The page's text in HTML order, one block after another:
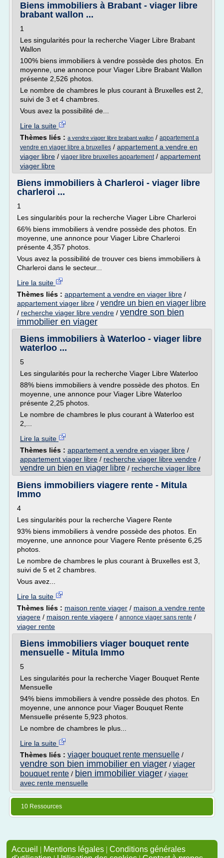
Biens immobiliers à Brabant - viager libre
brabant wallon ...
1
Les singularités pour la recherche Viager Libre Brabant
Wallon
100% biens immobiliers à vendre possède des photos. En
moyenne, une annonce pour Viager Libre Brabant Wallon
présente 2,526 photos.
Le nombre de chambres le plus courant à Bruxelles est 2,
suivi de 3 et 4 chambres.
Vous avez la possibilité de...
Lire la suite
Thèmes liés : a vendre viager libre brabant wallon / appartement a
vendre en viager libre a bruxelles / appartement a vendre en
viager libre / viager libre bruxelles appartement/ appartement
viager libre
Biens immobiliers à Charleroi - viager libre
charleroi ...
1
Les singularités pour la recherche Viager Libre Charleroi
66% biens immobiliers à vendre possède des photos. En
moyenne, une annonce pour Viager Libre Charleroi
présente 4,357 photos.
Vous avez la possibilité de trouver ces biens immobiliers à
Charleroi dans le secteur...
Lire la suite
Thèmes liés : appartement a vendre en viager libre /
appartement viager libre / vendre un bien en viager libre
/ recherche viager libre vendre / vendre son bien
immobilier en viager
Biens immobiliers à Waterloo - viager libre
waterloo ...
5
Les singularités pour la recherche Viager Libre Waterloo
88% biens immobiliers à vendre possède des photos. En
moyenne, une annonce pour Viager Libre Waterloo
présente 2,25 photos.
Le nombre de chambres le plus courant à Waterloo est
2,...
Lire la suite
Thèmes liés : appartement a vendre en viager libre /
appartement viager libre / recherche viager libre vendre /
vendre un bien en viager libre / recherche viager libre
Biens immobiliers viagere rente - Mitula
Immo
4
Les singularités pour la recherche Viagere Rente
93% biens immobiliers à vendre possède des photos. En
moyenne, une annonce pour Viagere Rente présente 6,25
photos.
Le nombre de chambres le plus courant à Bruxelles est 3,
suivi de 5 et 2 chambres.
Vous avez...
Lire la suite
Thèmes liés : maison rente viager / maison a vendre rente
viagere / maison rente viagere / annonce viager sans rente /
viager rente
Biens immobiliers viager bouquet rente
mensuelle - Mitula Immo
5
Les singularités pour la recherche Viager Bouquet Rente
Mensuelle
94% biens immobiliers à vendre possède des photos. En
moyenne, une annonce pour Viager Bouquet Rente
Mensuelle présente 5,923 photos.
Le nombre de chambres le plus...
Lire la suite
Thèmes liés : viager bouquet rente mensuelle /
vendre son bien immobilier en viager / viager
bouquet rente / bien immobilier viager / viager
avec rente mensuelle
10 Ressources
Accueil | Mentions légales | Conditions générales